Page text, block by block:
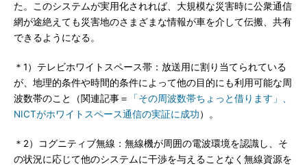
た。このシステムが実用化されれば、大規模な災害時に公衆通信
網が途絶えても災害地のさまざまな情報が車を介して伝搬、共有
できるようになる。
＊1）テレビホワイトスペース帯：放送用に割り当てられている
が、地理的条件や時間的条件によって他の目的にも利用可能な周
波数帯のこと（関連記事＝
「その周波数帯ちょっと借ります」、
NICTがホワイトスペース通信の実証に成功）。
＊2）コグニティブ無線：無線機が周囲の電波環境を認識し、そ
の状況に応じて他のシステムに干渉を与えることなく無線資源を